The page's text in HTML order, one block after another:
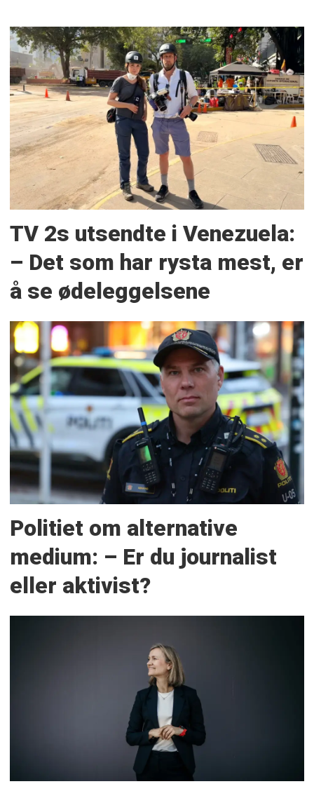
TV 2s utsendte i Venezuela:
– Det som har rysta mest, er
å se ødeleggelsene
Politiet om alternative
medium: – Er du journalist
eller aktivist?